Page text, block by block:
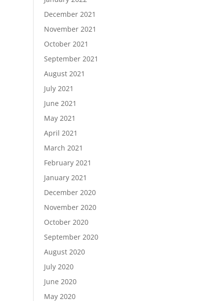
December 2021
November 2021
October 2021
September 2021
August 2021
July 2021
June 2021
May 2021
April 2021
March 2021
February 2021
January 2021
December 2020
November 2020
October 2020
September 2020
August 2020
July 2020
June 2020
May 2020